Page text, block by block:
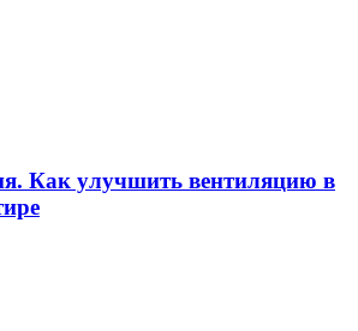
Как улучшить вентиляцию в